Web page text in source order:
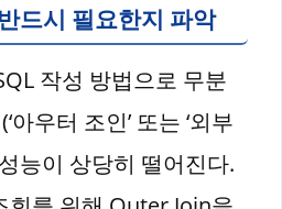
드시 필요한지 파악
작성 방법으로 무분
우터 조인’ 또는 ‘외부
능이 상당히 떨어진다.